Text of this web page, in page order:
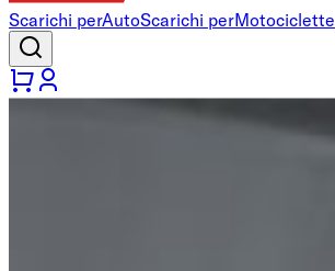
Scarichi perAutoScarichi perMotociclette